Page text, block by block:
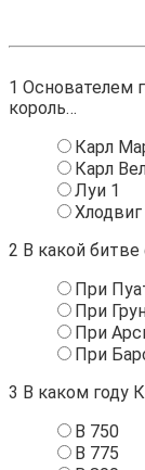
1 Основателем
король…
Карл
Карл
Луи 1
Хлодвиг
2 В какой битве
При
При
При
При
3 В каком году
В 750
В 775